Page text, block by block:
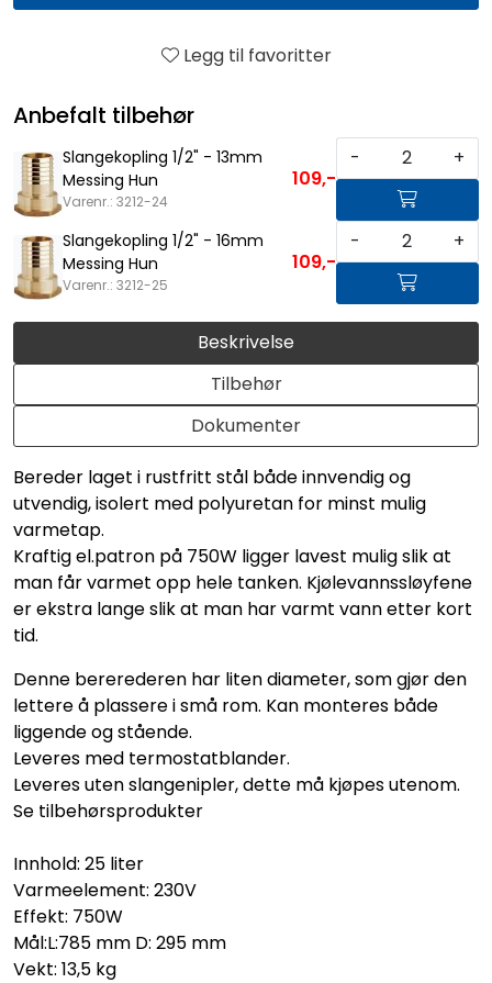
Beskrivelse
Tilbehør
Dokumenter
Bereder laget i rustfritt stål både innvendig og
utvendig, isolert med polyuretan for minst mulig
varmetap.
Kraftig el.patron på 750W ligger lavest mulig slik at
man får varmet opp hele tanken. Kjølevannssløyfene
er ekstra lange slik at man har varmt vann etter kort
tid.
Denne bererederen har liten diameter, som gjør den
lettere å plassere i små rom. Kan monteres både
liggende og stående.
Leveres med termostatblander.
Leveres uten slangenipler, dette må kjøpes utenom.
Se tilbehørsprodukter
Innhold: 25 liter
Varmeelement: 230V
Effekt: 750W
Mål:L:785 mm D: 295 mm
Vekt: 13,5 kg
Legg til favoritter
Anbefalt tilbehør
Slangekopling 1/2" - 13mm
Messing Hun
Varenr.: 3212-24
109,-
- +
Slangekopling 1/2" - 16mm
Messing Hun
Varenr.: 3212-25
109,-
- +